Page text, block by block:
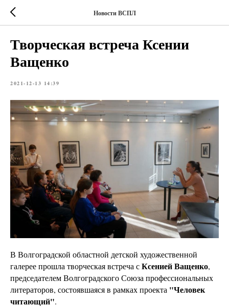
Новости ВСПЛ
Творческая встреча Ксении
Ващенко
2021-12-13 14:39
В Волгоградской областной детской художественной
галерее прошла творческая встреча сКсенией Ващенко,
председателем Волгоградского Союза профессиональных
литераторов, состоявшаяся в рамках проекта "Человек
читающий".